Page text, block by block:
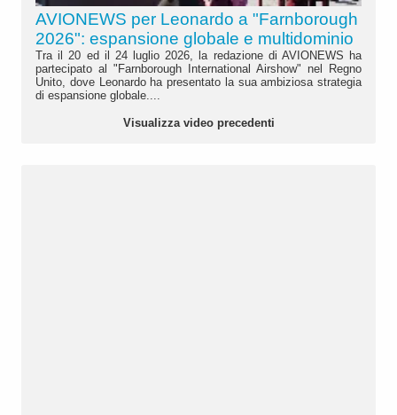
AVIONEWS per Leonardo a "Farnborough
2026": espansione globale e multidominio
Tra il 20 ed il 24 luglio 2026, la redazione di AVIONEWS ha
partecipato al "Farnborough International Airshow" nel Regno
Unito, dove Leonardo ha presentato la sua ambiziosa strategia
di espansione globale....
Visualizza video precedenti